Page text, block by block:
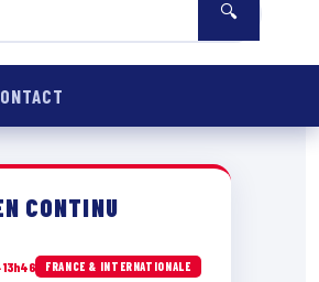
🔍
CONTINU
13h46 FRANCE & INTERNATIONALE